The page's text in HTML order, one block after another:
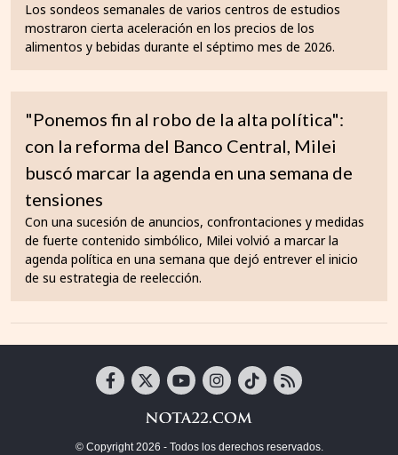
Los sondeos semanales de varios centros de estudios
mostraron cierta aceleración en los precios de los
alimentos y bebidas durante el séptimo mes de 2026.
"Ponemos fin al robo de la alta política":
con la reforma del Banco Central, Milei
buscó marcar la agenda en una semana de
tensiones
Con una sucesión de anuncios, confrontaciones y medidas
de fuerte contenido simbólico, Milei volvió a marcar la
agenda política en una semana que dejó entrever el inicio
de su estrategia de reelección.
© Copyright 2026 - Todos los derechos reservados.